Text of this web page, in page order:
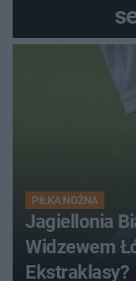
PIŁKA NOŻNA
Jagiellonia
Widzewem
Ekstraklasy?